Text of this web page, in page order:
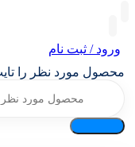
ورود / ثبت نام
محصول مورد نظر را